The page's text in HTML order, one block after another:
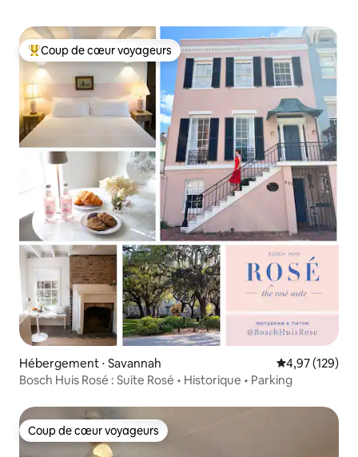
Coups de cœur voyageurs les plus appréciés
Coup de cœur voyageurs
Hébergement ⋅ Savannah Évaluation
4,97 (129)
Bosch Huis Rosé : Suite Rosé • Historique • Parking
Coup de cœur voyageurs
Coup de cœur voyageurs